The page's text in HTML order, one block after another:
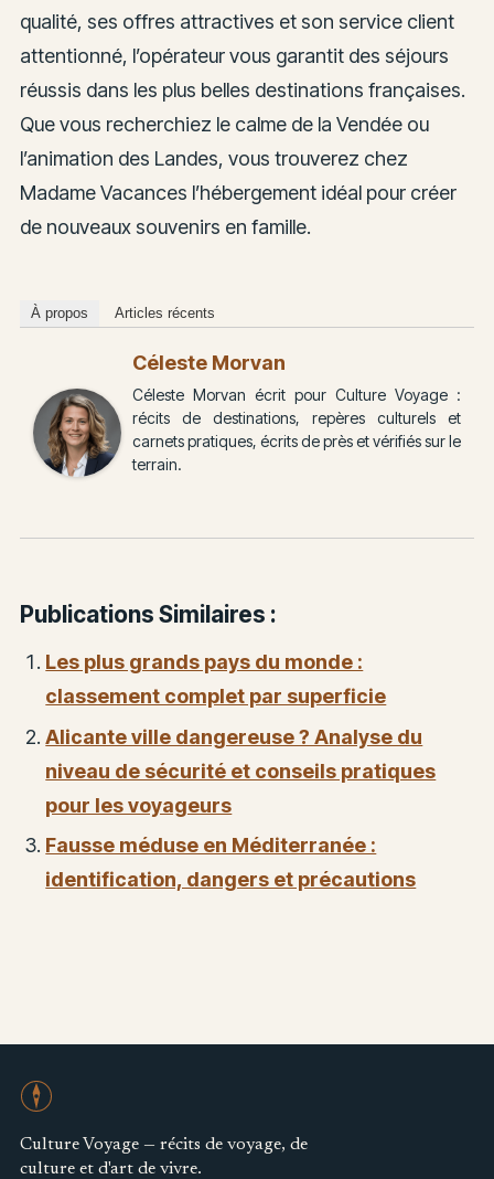
qualité, ses offres attractives et son service client
attentionné, l’opérateur vous garantit des séjours
réussis dans les plus belles destinations françaises.
Que vous recherchiez le calme de la Vendée ou
l’animation des Landes, vous trouverez chez
Madame Vacances l’hébergement idéal pour créer
de nouveaux souvenirs en famille.
À propos Articles récents
Céleste Morvan
Céleste Morvan écrit pour Culture Voyage :
récits de destinations, repères culturels et
carnets pratiques, écrits de près et vérifiés sur le
terrain.
Publications Similaires :
Les plus grands pays du monde :
classement complet par superficie
Alicante ville dangereuse ? Analyse du
niveau de sécurité et conseils pratiques
pour les voyageurs
Fausse méduse en Méditerranée :
identification, dangers et précautions
Culture Voyage — récits de voyage, de
culture et d'art de vivre.